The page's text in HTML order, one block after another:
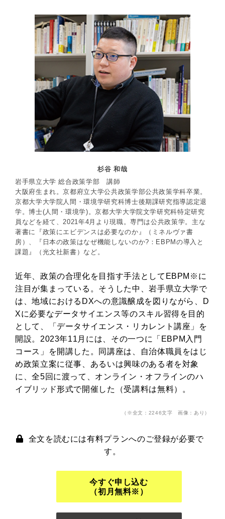
杉谷 和哉
岩手県立大学 総合政策学部 講師
大阪府生まれ。京都府立大学公共政策学部公共政策学科卒業。
京都大学大学院人間・環境学研究科博士後期課研究指導認定退
学。博士(人間・環境学)。京都大学大学院文学研究科特定研究
員などを経て、2021年4月より現職。専門は公共政策学。主な
著書に『政策にエビデンスは必要なのか』（ミネルヴァ書
房）、『日本の政策はなぜ機能しないのか?：EBPMの導入と
課題』（光文社新書）など。
近年、政策の合理化を目指す手法としてEBPM※に
注目が集まっている。そうした中、岩手県立大学で
は、地域におけるDXへの意識醸成を図りながら、D
Xに必要なデータサイエンス等のスキル習得を目的
として、「データサイエンス・リカレント講座」を
開設。2023年11月には、その一つに「EBPM入門
コース」を開講した。同講座は、自治体職員をはじ
め政策立案に従事、あるいは興味のある者を対象
に、全5回に渡って、オンライン・オフラインのハ
イブリッド形式で開催した（受講料は無料）。
（※全文：2246文字 画像：あり）
全文を読むには有料プランへのご登録が必要で
す。
今すぐ申し込む
（初月無料※）